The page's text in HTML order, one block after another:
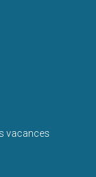
vacances